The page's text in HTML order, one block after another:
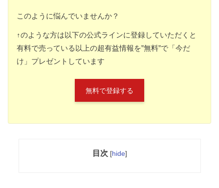
このように悩んでいませんか？
↑のような方は以下の公式ラインに登録していただくと
有料で売っている以上の超有益情報を”無料”で「今だ
け」プレゼントしています
無料で登録する
目次 [hide]